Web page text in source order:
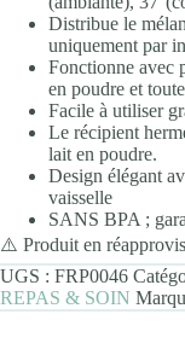
Distribue le
uniquement par
Fonctionne avec
en poudre et
Facile à utiliser
Le récipient
lait en poudre.
Design élégant
vaisselle
SANS BPA ;
⚠️ Produit en
UGS : FRP0046
REPAS & SOIN